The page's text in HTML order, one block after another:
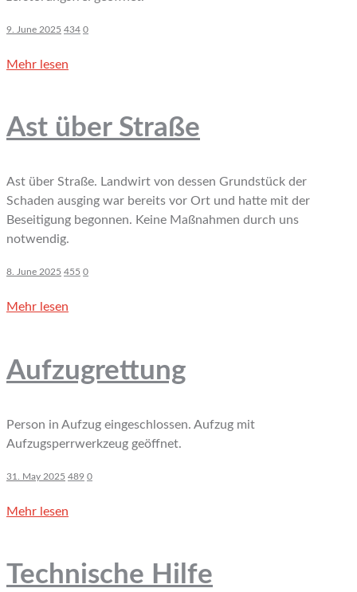
9. June 2025 434 0
Mehr lesen
Ast über Straße
Ast über Straße. Landwirt von dessen Grundstück der
Schaden ausging war bereits vor Ort und hatte mit der
Beseitigung begonnen. Keine Maßnahmen durch uns
notwendig.
8. June 2025 455 0
Mehr lesen
Aufzugrettung
Person in Aufzug eingeschlossen. Aufzug mit
Aufzugsperrwerkzeug geöffnet.
31. May 2025 489 0
Mehr lesen
Technische Hilfe